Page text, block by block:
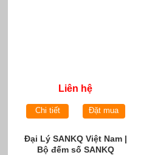
Liên hệ
Chi tiết Đặt mua
Đại Lý SANKQ Việt Nam |
Bộ đếm số SANKQ